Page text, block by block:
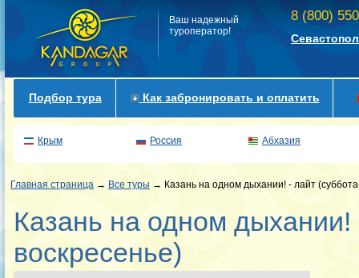
Ваш надежный
туроператор!
8 (800)
Подбор тура Как забронировать и оплатить
Крым Россия Абхазия
Главная страница → Все туры → Казань на одном дыхании! - лайт
Казань на одном дыхании!
воскресенье)